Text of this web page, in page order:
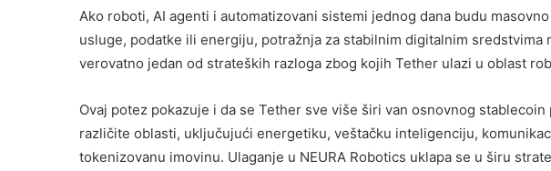
Ako roboti, AI agenti i automatizovani sistemi jednog dana budu
usluge, podatke ili energiju, potražnja za stabilnim digitalnim sredstvima
verovatno jedan od strateških razloga zbog kojih Tether ulazi u oblast
Ovaj potez pokazuje i da se Tether sve više širi van osnovnog stablecoin
različite oblasti, uključujući energetiku, veštačku inteligenciju,
tokenizovanu imovinu. Ulaganje u NEURA Robotics uklapa se u širu